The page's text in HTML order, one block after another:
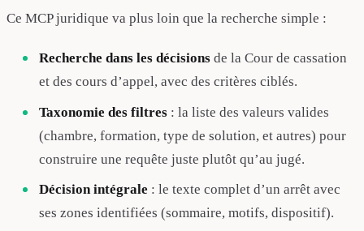
Ce MCP juridique va plus loin que la recherche simple :
Recherche dans les décisions de la Cour de cassation
et des cours d’appel, avec des critères ciblés.
Taxonomie des filtres : la liste des valeurs valides
(chambre, formation, type de solution, et autres) pour
construire une requête juste plutôt qu’au jugé.
Décision intégrale : le texte complet d’un arrêt avec
ses zones identifiées (sommaire, motifs, dispositif).